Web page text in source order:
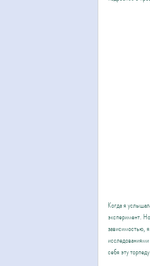
Когда я
эксперимент.
зависимостью,
себя эту